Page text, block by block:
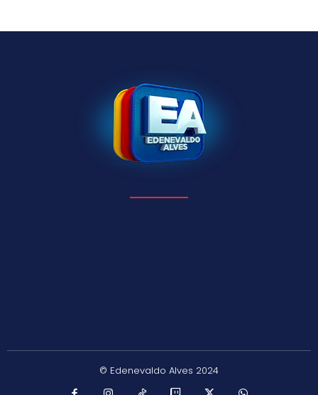
© Edenevaldo Alves 2024